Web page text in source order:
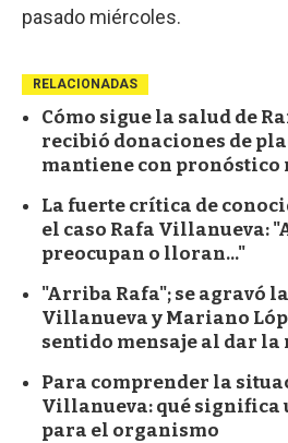
pasado miércoles.
RELACIONADAS
Cómo sigue la salud de
recibió donaciones de
mantiene con pronóstico
La fuerte crítica de
el caso Rafa Villanueva:
preocupan o lloran..."
"Arriba Rafa"; se agravó
Villanueva y Mariano
sentido mensaje al dar
Para comprender la
Villanueva: qué significa
para el organismo